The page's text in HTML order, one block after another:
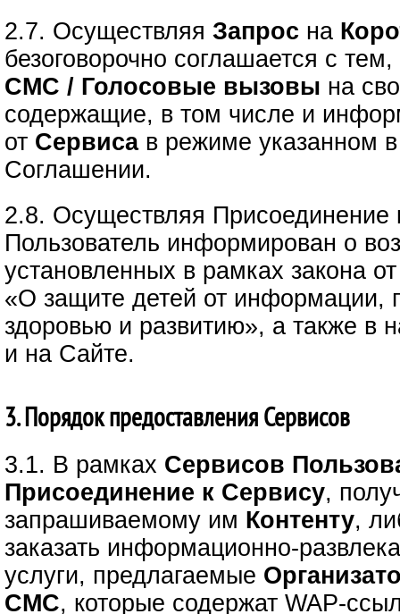
2.7. ОсуществляяЗапрос на
безоговорочно соглашается с
СМС / Голосовые вызовы на
содержащие, в том числе и
от Сервиса в режиме указанном
Соглашении.
2.8. Осуществляя Присоединение
Пользователь информирован о
установленных в рамках закона
«О защите детей от информации,
здоровью и развитию», а также в
и на Сайте.
3. Порядок предоставления Сервисов
3.1. В рамках Сервисов
Присоединение к Сервису,
запрашиваемому им Контенту,
заказать информационно-
услуги, предлагаемые
СМС, которые содержат WAP-